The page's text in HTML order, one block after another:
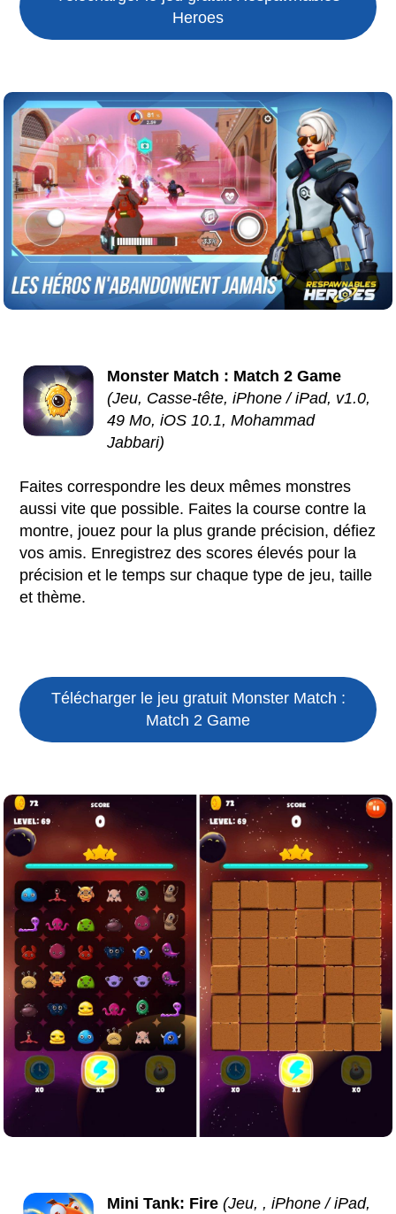
Heroes
Monster Match : Match 2 Game
(Jeu, Casse-tête, iPhone / iPad, v1.0,
49 Mo, iOS 10.1, Mohammad
Jabbari)
Faites correspondre les deux mêmes monstres
aussi vite que possible. Faites la course contre la
montre, jouez pour la plus grande précision, défiez
vos amis. Enregistrez des scores élevés pour la
précision et le temps sur chaque type de jeu, taille
et thème.
Télécharger le jeu gratuit Monster Match :
Match 2 Game
Mini Tank: Fire (Jeu, , iPhone / iPad,